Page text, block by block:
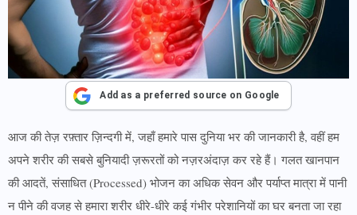
Add as a preferred source on Google
आज की तेज़ रफ़्तार ज़िन्दगी में, जहाँ हमारे पास दुनिया भर की जानकारी है, वहीं हम
अपने शरीर की सबसे बुनियादी ज़रूरतों को नज़रअंदाज़ कर रहे हैं। गलत खानपान
की आदतें, संसाधित (Processed) भोजन का अधिक सेवन और पर्याप्त मात्रा में पानी
न पीने की वजह से हमारा शरीर धीरे-धीरे कई गंभीर परेशानियों का घर बनता जा रहा